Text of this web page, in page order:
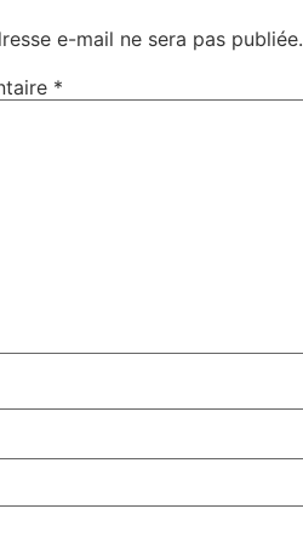
e-mail ne sera pas publiée.
*